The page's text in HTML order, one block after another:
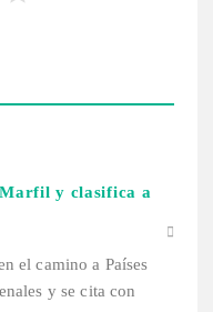
Marfil y clasifica a
el camino a Países
y se cita con